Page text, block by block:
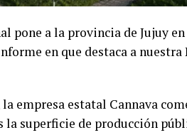
pone a la provincia de Jujuy
en que destaca a
empresa estatal Cannava
la superficie de producción